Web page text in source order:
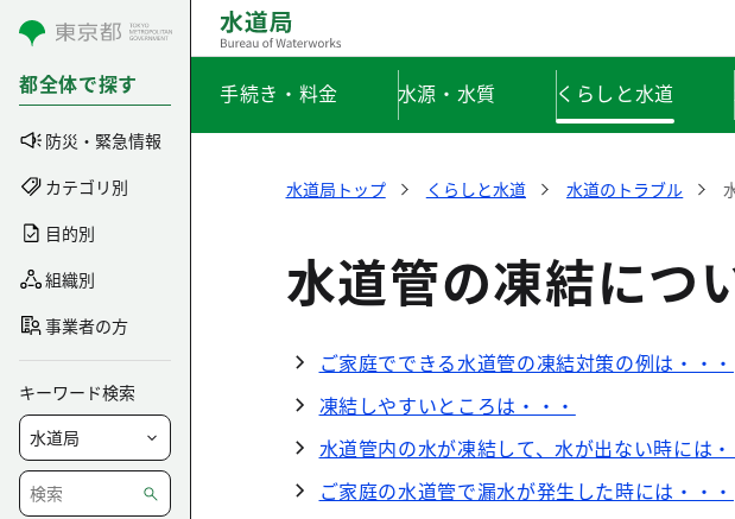
コンテンツにスキップ
都全体で探す
防災・緊急情報
カテゴリ別
目的別
組織別
事業者の方
キーワード検索
手続き・料金 水源・水質 くらしと水道
水道局トップ くらしと水道 水道のトラブル
水道管の凍結につ
ご家庭でできる水道管の凍結対策の例は・・・
凍結しやすいところは・・・
水道管内の水が凍結して、水が出ない時には・
ご家庭の水道管で漏水が発生した時には・・・